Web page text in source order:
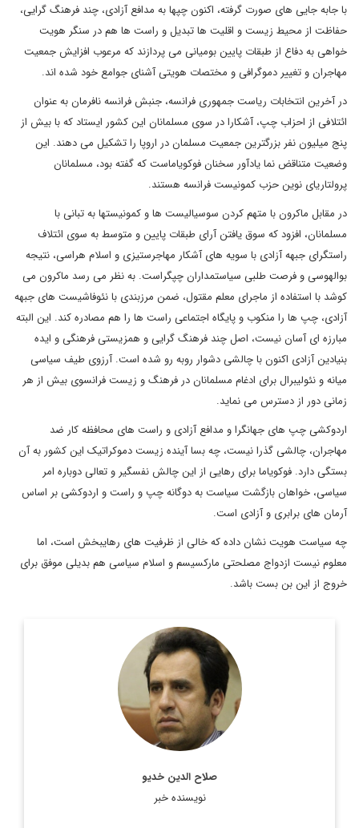
با جابه جایی های صورت گرفته، اکنون چپها به مدافع آزادی، چند فرهنگ گرایی،
حفاظت از محیط زیست و اقلیت ها تبدیل و راست ها هم در سنگر هویت
خواهی به دفاع از طبقات پایین بومیانی می پردازند که مرعوب افزایش جمعیت
مهاجران و تغییر دموگرافی و مختصات هویتی آشنای جوامع خود شده اند.
در آخرین انتخابات ریاست جمهوری فرانسه، جنبش فرانسه نافرمان به عنوان
ائتلافی از احزاب چپ، آشکارا در سوی مسلمانان این کشور ایستاد که با بیش از
پنج میلیون نفر بزرگترین جمعیت مسلمان در اروپا را تشکیل می دهند. این
وضعیت متناقض نما یادآور سخنان فوکویاماست که گفته بود، مسلمانان
پرولتاریای نوین حزب کمونیست فرانسه هستند.
در مقابل ماکرون با متهم کردن سوسیالیست ها و کمونیستها به تبانی با
مسلمانان، افزود که سوق یافتن آرای طبقات پایین و متوسط به سوی ائتلاف
راستگرای جبهه آزادی با سویه های آشکار مهاجرستیزی و اسلام هراسی، نتیجه
بوالهوسی و فرصت طلبی سیاستمداران چپگراست. به نظر می رسد ماکرون می
کوشد با استفاده از ماجرای معلم مقتول، ضمن مرزبندی با نئوفاشیست های جبهه
آزادی، چپ ها را منکوب و پایگاه اجتماعی راست ها را هم مصادره کند. این البته
مبارزه ای آسان نیست، اصل چند فرهنگ گرایی و همزیستی فرهنگی و ایده
بنیادین آزادی اکنون با چالشی دشوار روبه رو شده است. آرزوی طیف سیاسی
میانه و نئولیبرال برای ادغام مسلمانان در فرهنگ و زیست فرانسوی بیش از هر
زمانی دور از دسترس می نماید.
اردوکشی چپ های جهانگرا و مدافع آزادی و راست های محافظه کار ضد
مهاجران، چالشی گذرا نیست، چه بسا آینده زیست دموکراتیک این کشور به آن
بستگی دارد. فوکویاما برای رهایی از این چالش نفسگیر و تعالی دوباره امر
سیاسی، خواهان بازگشت سیاست به دوگانه چپ و راست و اردوکشی بر اساس
آرمان های برابری و آزادی است.
چه سیاست هویت نشان داده که خالی از ظرفیت های رهایبخش است، اما
معلوم نیست ازدواج مصلحتی مارکسیسم و اسلام سیاسی هم بدیلی موفق برای
خروج از این بن بست باشد.
صلاح الدین خدیو
نویسنده خبر
کارشناس مسائل بین الملل و پژوهشگر مسائل کردی
اطلاعات بیشتر